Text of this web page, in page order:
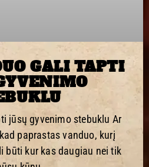
GALI TAPTI
jūsų gyvenimo stebuklu Ar
paprastas vanduo, kurį
būti kur kas daugiau nei tik